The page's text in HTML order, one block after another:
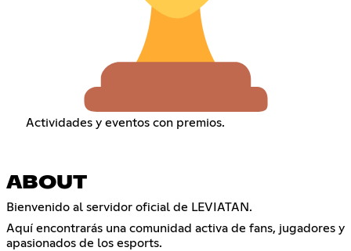
Actividades y eventos con premios.
ABOUT
Bienvenido al servidor oficial de LEVIATAN.
Aquí encontrarás una comunidad activa de fans, jugadores y
apasionados de los esports.